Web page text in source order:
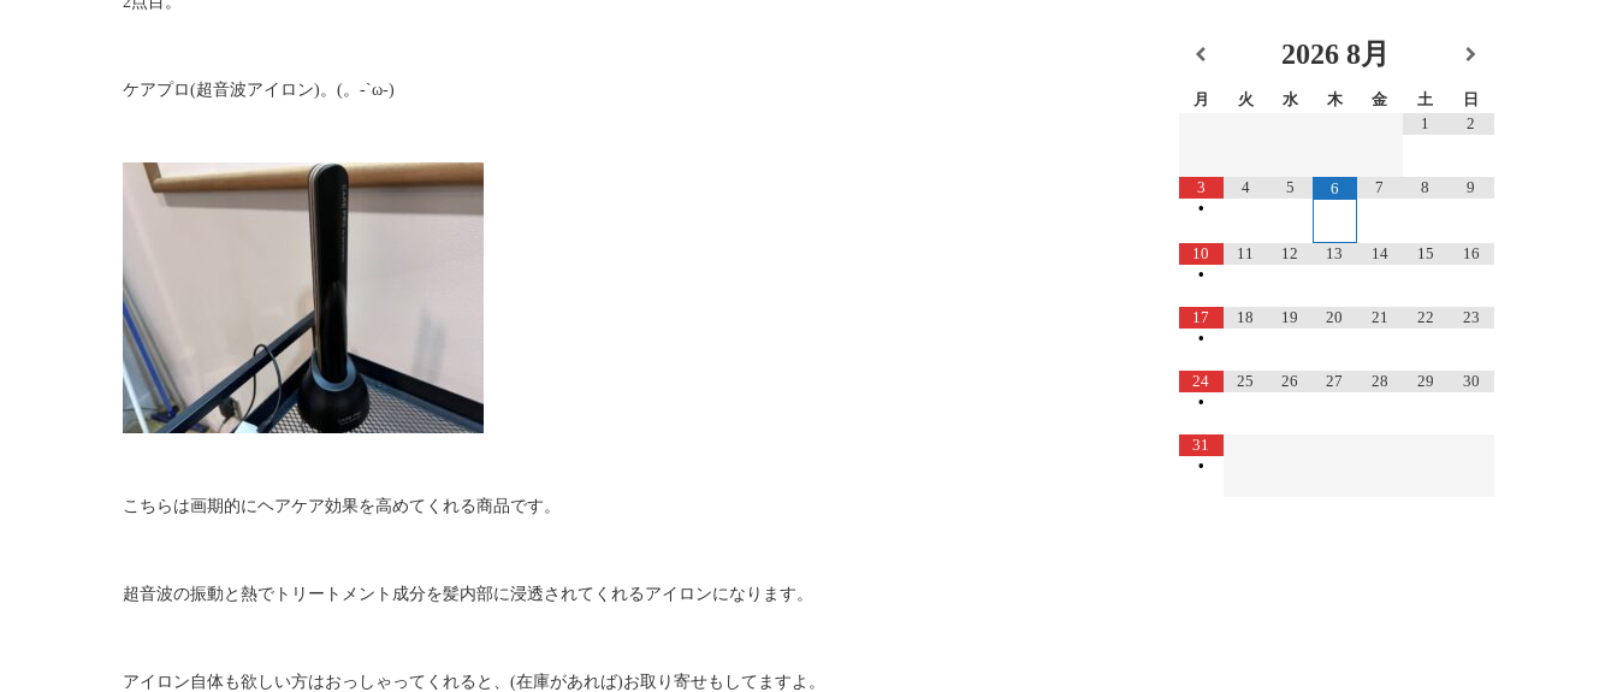
ケアプロ(超音波アイロン)。(。-`ω-)
こちらは画期的にヘアケア効果を高めてくれる商品です。
超音波の振動と熱でトリートメント成分を髪内部に浸透されてくれるアイロンになります。
アイロン自体も欲しい方はおっしゃってくれると、(在庫があれば)お取り寄せもしてますよ。
2026 8月
月 火 水 木 金 土
日
1
2
3
•
4 5 6 7 8 9
10
•
11 12 13 14 15 16
17
•
18 19 20 21 22 23
24
•
25 26 27 28 29 30
31
•